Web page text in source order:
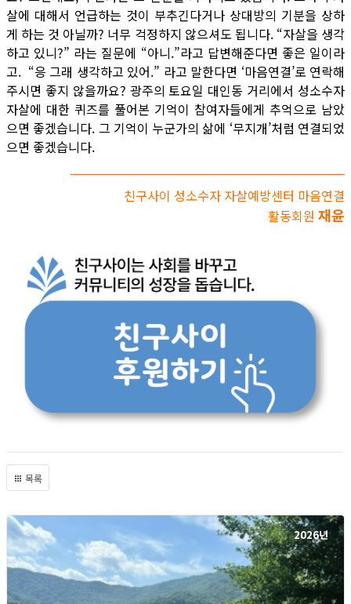
살에 대해서 언급하는 것이 부추긴다거나 상대방의 기분을 상하
게 하는 것 아닐까? 너무 걱정하지 않으셔도 됩니다. “자살을 생각
하고 있니?” 라는 질문에 “아니.”라고 답변해준다면 좋은 일이라
고. “응 그래 생각하고 있어.” 라고 말한다면 ‘마음연결’로 연락해
주시면 좋지 않을까요? 광주의 토요일 대인동 거리에서 성소수자
자살에 대한 퀴즈를 풀어본 기억이 참여자들에게 추억으로 남았
으면 좋겠습니다. 그 기억이 누군가의 삶에 ‘무지개’처럼 연결되었
으면 좋겠습니다.
친구사이 성소수자 자살예방센터 마음연결
활동회원 재윤
목록
2026년